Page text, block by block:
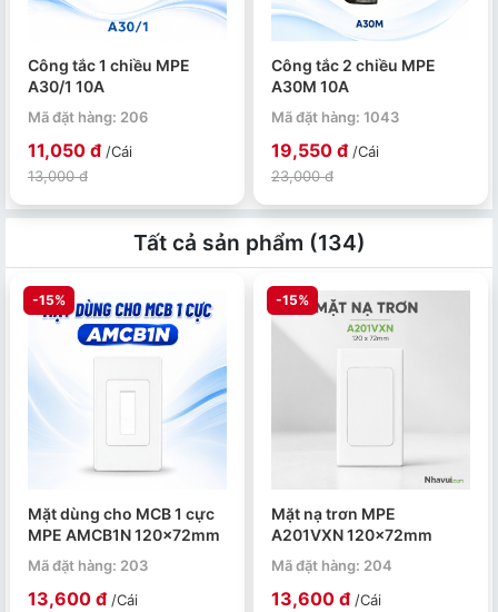
Công tắc 1 chiều MPE
A30/1 10A
Mã đặt hàng: 206
11,050 đ /Cái
13,000 đ
Công tắc 2 chiều MPE
A30M 10A
Mã đặt hàng: 1043
19,550 đ /Cái
23,000 đ
Tất cả sản phẩm (134)
-15%
Mặt dùng cho MCB 1 cực
MPE AMCB1N 120x72mm
Mã đặt hàng: 203
13,600 đ /Cái
-15%
Mặt nạ trơn MPE
A201VXN 120x72mm
Mã đặt hàng: 204
13,600 đ /Cái